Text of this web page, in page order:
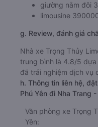
giường nằm đôi
limousine
g. Review, đánh giá
Nhà xe Trọng Thủy
trung bình là 4.8/5 dựa
đã trải nghiệm dịch vụ
h. Thông tin liên hệ,
Phú Yên đi Nha Trang
Văn phòng xe Trọng
Yên: